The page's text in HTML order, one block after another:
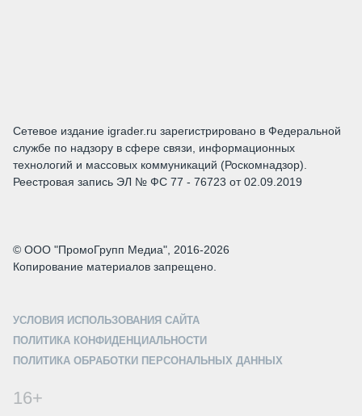
Сетевое издание igrader.ru зарегистрировано в Федеральной
службе по надзору в сфере связи, информационных
технологий и массовых коммуникаций (Роскомнадзор).
Реестровая запись ЭЛ № ФС 77 - 76723 от 02.09.2019
© ООО "ПромоГрупп Медиа", 2016-2026
Копирование материалов запрещено.
УСЛОВИЯ ИСПОЛЬЗОВАНИЯ САЙТА
ПОЛИТИКА КОНФИДЕНЦИАЛЬНОСТИ
ПОЛИТИКА ОБРАБОТКИ ПЕРСОНАЛЬНЫХ ДАННЫХ
16+